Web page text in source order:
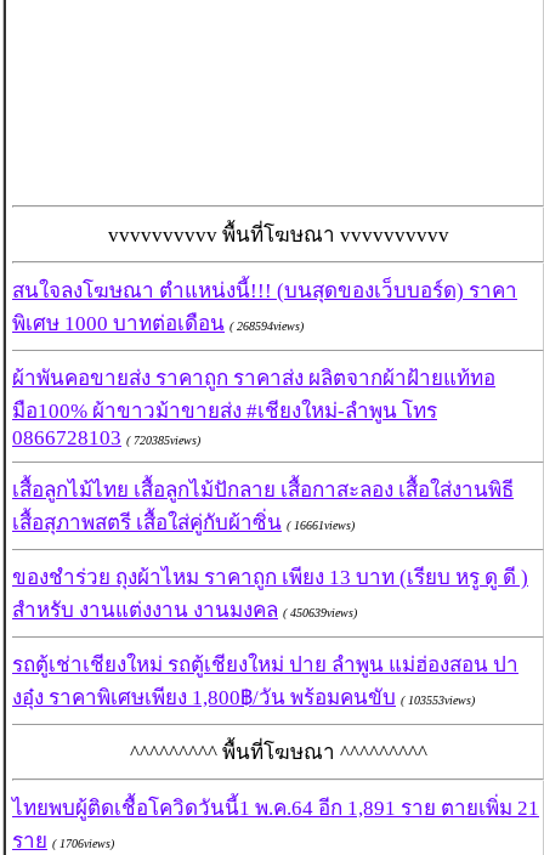
vvvvvvvvvv พื้นที่โฆษณา vvvvvvvvvv
สนใจลงโฆษณา ตำแหน่งนี้!!! (บนสุดของเว็บบอร์ด) ราคา
พิเศษ 1000 บาทต่อเดือน ( 268594views)
ผ้าพันคอขายส่ง ราคาถูก ราคาส่ง ผลิตจากผ้าฝ้ายแท้ทอ
มือ100% ผ้าขาวม้าขายส่ง #เชียงใหม่-ลำพูน โทร
0866728103 ( 720385views)
เสื้อลูกไม้ไทย เสื้อลูกไม้ปักลาย เสื้อกาสะลอง เสื้อใส่งานพิธี
เสื้อสุภาพสตรี เสื้อใส่คู่กับผ้าซิ่น ( 16661views)
ของชำร่วย ถุงผ้าไหม ราคาถูก เพียง 13 บาท (เรียบ หรู ดู ดี )
สำหรับ งานแต่งงาน งานมงคล ( 450639views)
รถตู้เช่าเชียงใหม่ รถตู้เชียงใหม่ ปาย ลำพูน แม่ฮ่องสอน ปา
งอุ๋ง ราคาพิเศษเพียง 1,800฿/วัน พร้อมคนขับ ( 103553views)
^^^^^^^^^ พื้นที่โฆษณา ^^^^^^^^^
ไทยพบผู้ติดเชื้อโควิดวันนี้1 พ.ค.64 อีก 1,891 ราย ตายเพิ่ม 21
ราย ( 1706views)